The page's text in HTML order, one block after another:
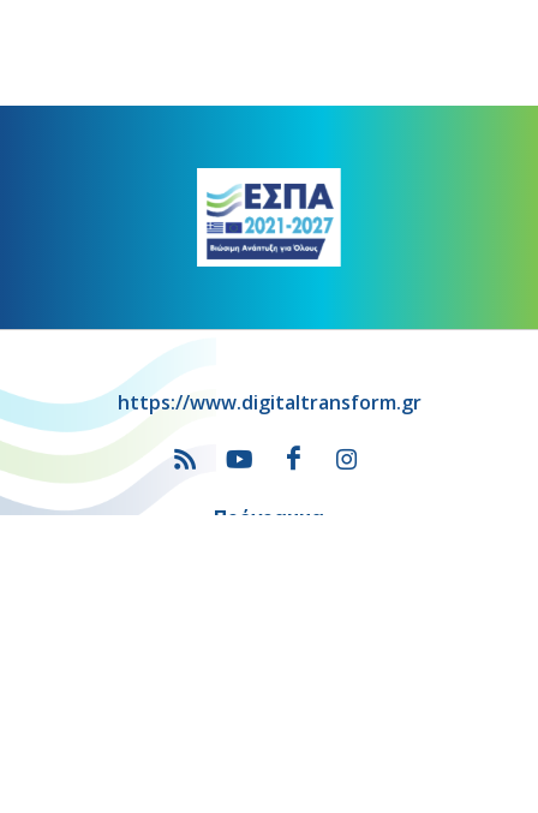
https://www.digitaltransform.gr
Πρόγραμμα